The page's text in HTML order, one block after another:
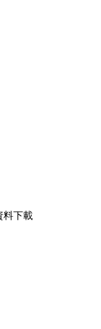
料下載